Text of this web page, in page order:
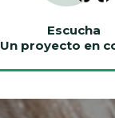
Escucha
Un proyecto en